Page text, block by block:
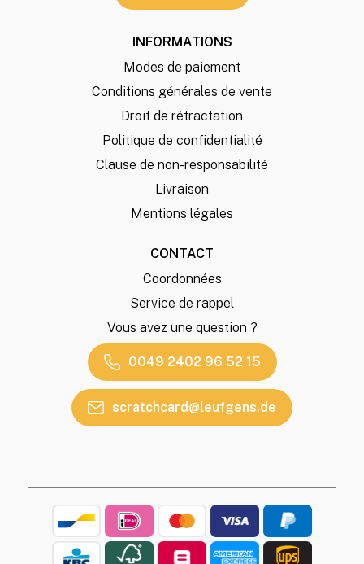
INFORMATIONS
Modes de paiement
Conditions générales de vente
Droit de rétractation
Politique de confidentialité
Clause de non-responsabilité
Livraison
Mentions légales
CONTACT
Coordonnées
Service de rappel
Vous avez une question ?
0049 2402 96 52 15
scratchcard@leufgens.de